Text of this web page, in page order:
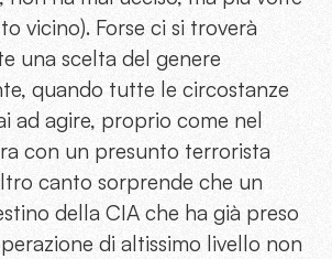
vicino). Forse ci si troverà
una scelta del genere
quando tutte le circostanze
ad agire, proprio come nel
con un presunto terrorista
canto sorprende che un
della CIA che ha già preso
di altissimo livello non